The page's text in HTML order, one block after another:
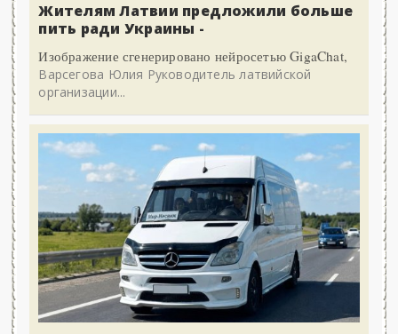
Жителям Латвии предложили больше
пить ради Украины -
Изображение сгенерировано нейросетью GigaChat,
Варсегова Юлия Руководитель латвийской
организации...